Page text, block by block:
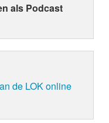
als Podcast
de LOK online